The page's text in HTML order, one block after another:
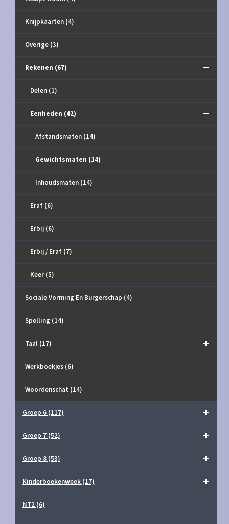
Knijpkaarten (4)
Overige (3)
Rekenen (67)
Delen (1)
Eenheden (42)
Afstandsmaten (14)
Gewichtsmaten (14)
Inhoudsmaten (14)
Eraf (6)
Erbij (6)
Erbij / Eraf (7)
Keer (5)
Sociale Vorming En Burgerschap (4)
Spelling (14)
Taal (17)
Werkboekjes (6)
Woordenschat (14)
Groep 6 (117)
Groep 7 (52)
Groep 8 (53)
Kinderboekenweek (17)
NT2 (6)